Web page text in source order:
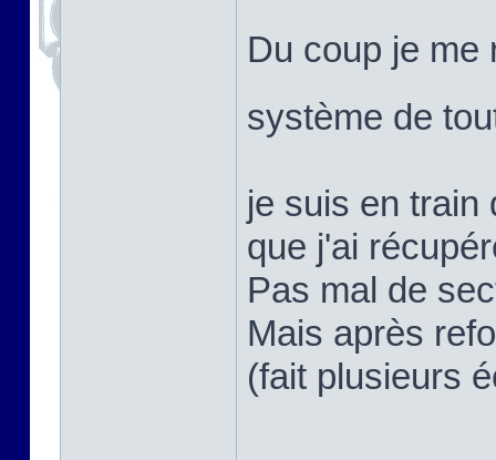
Du coup je me
système de
je suis en train
que j'ai
Pas mal de
Mais après
(fait plusieurs